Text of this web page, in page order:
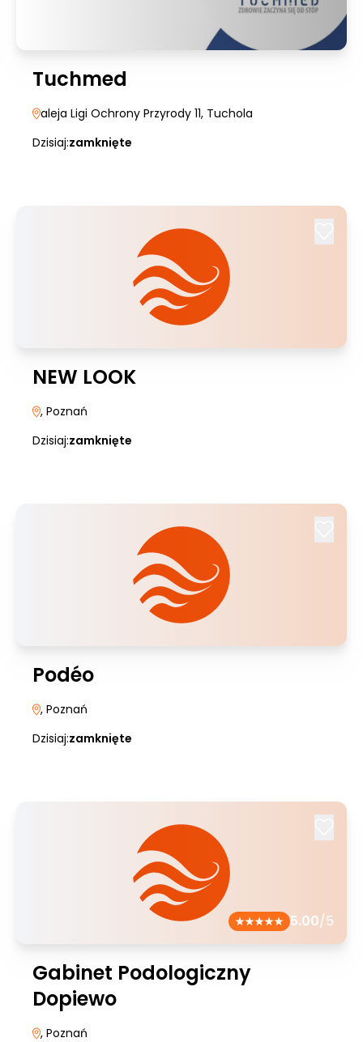
Tuchmed
aleja Ligi Ochrony Przyrody 11, Tuchola
Dzisiaj:zamknięte
NEW LOOK
, Poznań
Dzisiaj:zamknięte
Podéo
, Poznań
Dzisiaj:zamknięte
5.00/5
Gabinet Podologiczny
Dopiewo
, Poznań